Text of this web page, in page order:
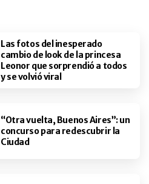
Las fotos del inesperado
cambio de look de la princesa
Leonor que sorprendió a todos
y se volvió viral
“Otra vuelta, Buenos Aires”: un
concurso para redescubrir la
Ciudad